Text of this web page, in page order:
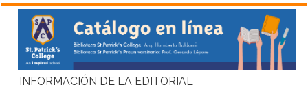
INFORMACIÓN DE LA EDITORIAL